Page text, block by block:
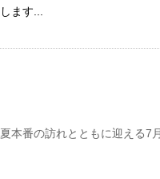
します...
夏本番の訪れとともに迎える7